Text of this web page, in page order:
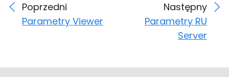
Poprzedni
Parametry Viewer
Następny
Parametry RU
Server